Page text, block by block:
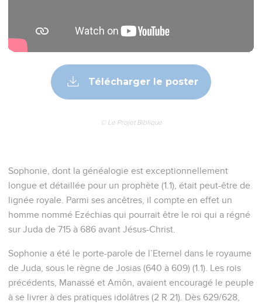
Télécharger le poster
© Le Projet Biblique
Sophonie, dont la généalogie est exceptionnellement
longue et détaillée pour un prophète (1.1), était peut-être de
lignée royale. Parmi ses ancêtres, il compte en effet un
homme nommé Ezéchias qui pourrait être le roi qui a régné
sur Juda de 715 à 686 avant Jésus-Christ.
Sophonie a été le porte-parole de l’Eternel dans le royaume
de Juda, sous le règne de Josias (640 à 609) (1.1). Les rois
précédents, Manassé et Amôn, avaient encouragé le peuple
à se livrer à des pratiques idolâtres (2 R 21). Dès 629/628,